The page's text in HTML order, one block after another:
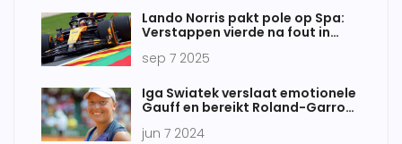
Lando Norris pakt pole op Spa:
Verstappen vierde na fout in
sep 7 2025
Iga Swiatek verslaat emotionele
Gauff en bereikt Roland-Garros
jun 7 2024